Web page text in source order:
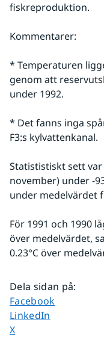
fiskreproduktion.
Kommentarer:
* Temperaturen
genom att
under 1992.
* Det fanns inga
F3:s kylvattenkanal.
Statististiskt sett
november) under -
under medelvärdet
För 1991 och 1990
över medelvärdet,
0.23°C över
Dela sidan på:
Dela sidan på
Facebook
Dela sidan på
LinkedIn
Dela sidan på
X